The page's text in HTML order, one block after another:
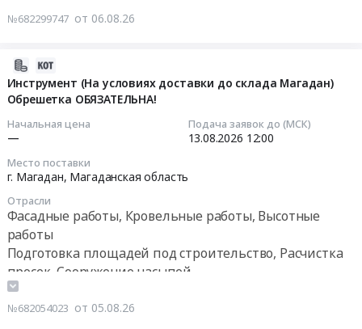
№682299747 от 06.08.26
Инструмент (На условиях доставки до склада Магадан)
Обрешетка ОБЯЗАТЕЛЬНА!
Начальная цена
—
Подача заявок до (МСК)
13.08.2026 12:00
Место поставки
г. Магадан, Магаданская область
Отрасли
Фасадные работы, Кровельные работы, Высотные
работы
Подготовка площадей под строительство, Расчистка
просек, Сооружение насыпей
Строительное оборудование
Аккумуляторы (кроме автомобильных), Батареи,
№682054023 от 05.08.26